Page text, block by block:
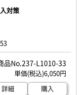
対策
237-L1010-33
6,050円
詳細
購入